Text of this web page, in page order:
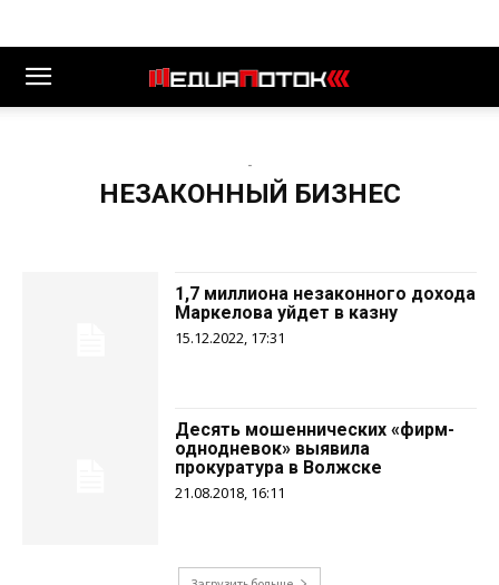
-
НЕЗАКОННЫЙ БИЗНЕС
1,7 миллиона незаконного дохода
Маркелова уйдет в казну
15.12.2022, 17:31
Десять мошеннических «фирм-
однодневок» выявила
прокуратура в Волжске
21.08.2018, 16:11